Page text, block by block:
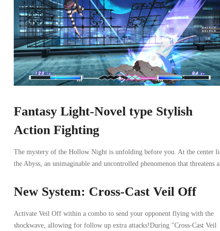
Fantasy Light-Novel type Stylish
Action Fighting
The mystery of the Hollow Night is unfolding before you. At the center
the Abyss, an unimaginable and uncontrolled phenomenon that threatens
New System: Cross-Cast Veil Off
Activate Veil Off within a combo to send your opponent flying with the
shockwave, allowing for follow up extra attacks!During "Cross-Cast Veil